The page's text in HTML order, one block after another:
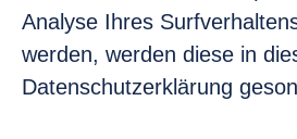
Analyse Ihres
werden, werden diese in
Datenschutzerklärung